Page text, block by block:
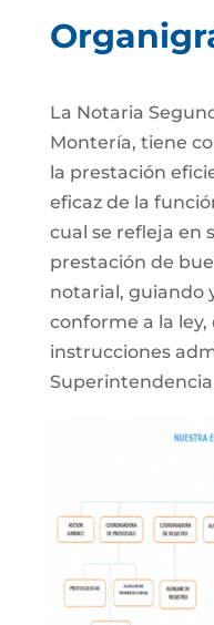
La Notaria
Montería, tiene
la prestación
eficaz de la
cual se refleja en
prestación de
notarial, guiando
conforme a la ley,
instrucciones